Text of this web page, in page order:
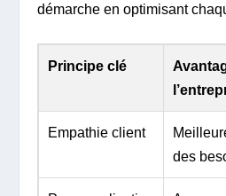
démarche en optimisant
Principe clé
Empathie client
des